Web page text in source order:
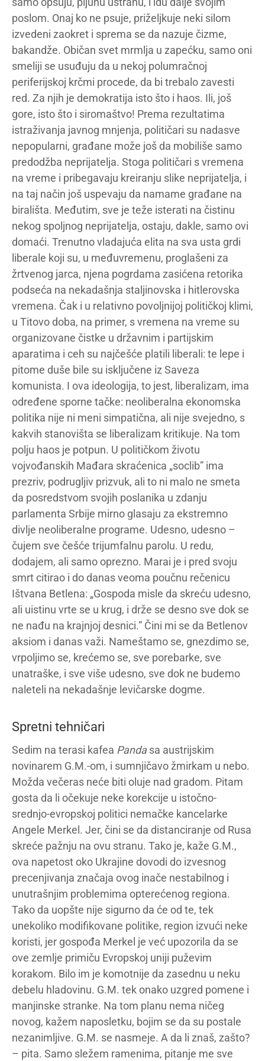
poslom. Onaj ko ne psuje, priželjkuje neki silom
izvedeni zaokret i sprema se da nazuje čizme,
bakandže. Običan svet mrmlja u zapećku, samo oni
smeliji se usuđuju da u nekoj polumračnoj
periferijskoj krčmi procede, da bi trebalo zavesti
red. Za njih je demokratija isto što i haos. Ili, još
gore, isto što i siromaštvo! Prema rezultatima
istraživanja javnog mnjenja, političari su nadasve
nepopularni, građane može još da mobiliše samo
predodžba neprijatelja. Stoga političari s vremena
na vreme i pribegavaju kreiranju slike neprijatelja, i
na taj način još uspevaju da namame građane na
birališta. Međutim, sve je teže isterati na čistinu
nekog spoljnog neprijatelja, ostaju, dakle, samo ovi
domaći. Trenutno vladajuća elita na sva usta grdi
liberale koji su, u međuvremenu, proglašeni za
žrtvenog jarca, njena pogrdama zasićena retorika
podseća na nekadašnja staljinovska i hitlerovska
vremena. Čak i u relativno povoljnijoj političkoj klimi,
u Titovo doba, na primer, s vremena na vreme su
organizovane čistke u državnim i partijskim
aparatima i ceh su najčešće platili liberali: te lepe i
pitome duše bile su isključene iz Saveza
komunista. I ova ideologija, to jest, liberalizam, ima
određene sporne tačke: neoliberalna ekonomska
politika nije ni meni simpatična, ali nije svejedno, s
kakvih stanovišta se liberalizam kritikuje. Na tom
polju haos je potpun. U političkom životu
vojvođanskih Mađara skraćenica „soclib” ima
prezriv, podrugljiv prizvuk, ali to ni malo ne smeta
da posredstvom svojih poslanika u zdanju
parlamenta Srbije mirno glasaju za ekstremno
divlje neoliberalne programe. Udesno, udesno –
čujem sve češće trijumfalnu parolu. U redu,
dodajem, ali samo oprezno. Marai je i pred svoju
smrt citirao i do danas veoma poučnu rečenicu
Ištvana Betlena: „Gospoda misle da skreću udesno,
ali uistinu vrte se u krug, i drže se desno sve dok se
ne nađu na krajnjoj desnici.” Čini mi se da Betlenov
aksiom i danas važi. Nameštamo se, gnezdimo se,
vrpoljimo se, krećemo se, sve porebarke, sve
unatraške, i sve više udesno, sve dok ne budemo
naleteli na nekadašnje levičarske dogme.
Spretni tehničari
Sedim na terasi kafea Pandasa austrijskim
novinarem G.M.-om, i sumnjičavo žmirkam u nebo.
Možda večeras neće biti oluje nad gradom. Pitam
gosta da li očekuje neke korekcije u istočno-
srednjo-evropskoj politici nemačke kancelarke
Angele Merkel. Jer, čini se da distanciranje od Rusa
skreće pažnju na ovu stranu. Tako je, kaže G.M.,
ova napetost oko Ukrajine dovodi do izvesnog
precenjivanja značaja ovog inače nestabilnog i
unutrašnjim problemima opterećenog regiona.
Tako da uopšte nije sigurno da će od te, tek
unekoliko modifikovane politike, region izvući neke
koristi, jer gospođa Merkel je već upozorila da se
ove zemlje primiču Evropskoj uniji puževim
korakom. Bilo im je komotnije da zasednu u neku
debelu hladovinu. G.M. tek onako uzgred pomene i
manjinske stranke. Na tom planu nema ničeg
novog, kažem naposletku, bojim se da su postale
nezanimljive. G.M. se nasmeje. A da li znaš, zašto?
– pita. Samo sležem ramenima, pitanje me sve